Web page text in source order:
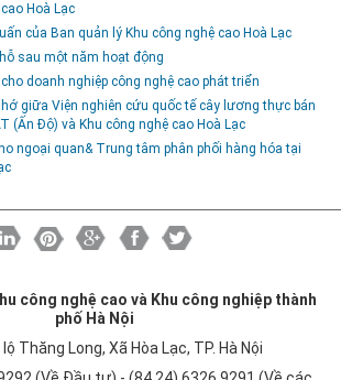
Hoà Lạc
của Ban quản lý Khu công nghệ cao Hoà Lạc
sau một năm hoạt động
doanh nghiệp công nghệ cao phát triển
giữa Viện nghiên cứu quốc tế cây lương thực bán
(Ấn Độ) và Khu công nghệ cao Hoà Lạc
ngoại quan& Trung tâm phân phối hàng hóa tại
công nghệ cao và Khu công nghiệp thành
phố Hà Nội
Thăng Long, Xã Hòa Lạc, TP. Hà Nội